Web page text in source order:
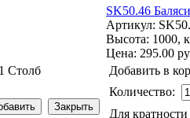
Столб
SK50.46
Артикул:
Высота: 1000,
Цена: 295.00
Добавить в
Количество:
Для